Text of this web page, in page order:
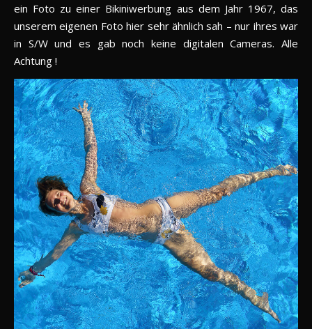
ein Foto zu einer Bikiniwerbung aus dem Jahr 1967, das
unserem eigenen Foto hier sehr ähnlich sah – nur ihres war
in S/W und es gab noch keine digitalen Cameras. Alle
Achtung !